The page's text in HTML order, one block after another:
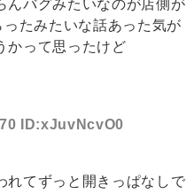
んバグみたいなのが店側が
たみたいな話あった気が
かって思ったけど
ID:xJuvNcvO0
れてずっと開きっぱなしで